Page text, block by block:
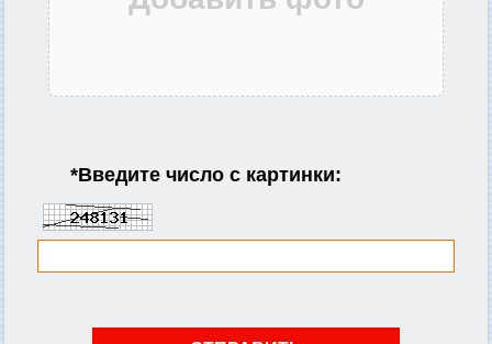
*Введите число с картинки: